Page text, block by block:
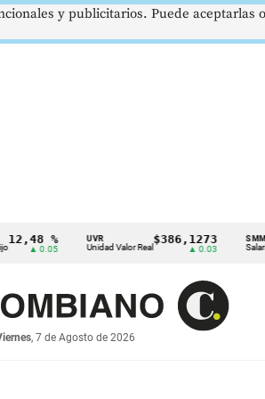
%
0.05
UVR
Unidad Valor Real
$386,1273 SMMLV
Salario
, 7 de Agosto de 2026
y publicitarios. Puede aceptarlas